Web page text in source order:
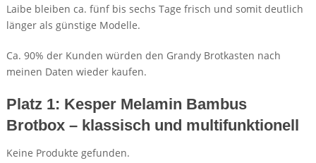
Laibe bleiben ca. fünf bis sechs Tage frisch und somit deutlich
länger als günstige Modelle.
Ca. 90% der Kunden würden den Grandy Brotkasten nach
meinen Daten wieder kaufen.
Platz 1: Kesper Melamin Bambus
Brotbox – klassisch und multifunktionell
Keine Produkte gefunden.